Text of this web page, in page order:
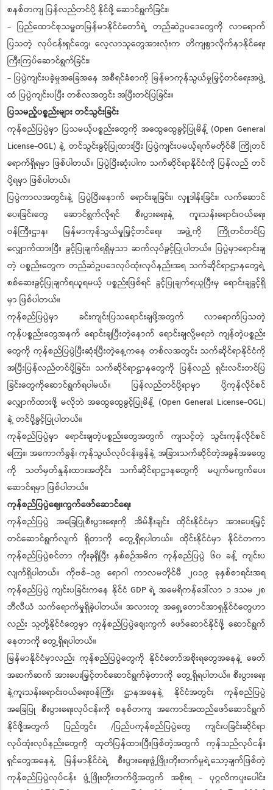
စနစ်တကျ ပြန်လည်တင်ပို့ နိုင်ဖို့ ဆောင်ရွက်ခြင်း၊
- ပြည်ထောင်စုသမ္မတမြန်မာနိုင်ငံတော်ရဲ့ တည်ဆဲဥပဒေတွေကို လာရောက်
ပြသတဲ့ လုပ်ငန်းရှင်တွေ၊ လေ့လာသူတွေအားလုံးက တိကျစွာလိုက်နာနိုင်ရေး
ကြီးကြပ်ဆောင်ရွက်ခြင်း၊
- ပြပွဲကျင်းပခဲ့မှုအခြေအနေ အစီရင်ခံစာကို မြန်မာကုန်သွယ်မှုမြှင့်တင်ရေးအဖွဲ့
ထံ ပြပွဲကျင်းပပြီး တစ်လအတွင်း အပြီးတင်ပြခြင်း။
ပြသမည့်ပစ္စည်းများ တင်သွင်းခြင်း
ကုန်စည်ပြပွဲမှာ ပြသမယ့်ပစ္စည်းတွေကို အထွေထွေခွင့်ပြုမိန့် (Open General
License-OGL) နဲ့ တင်သွင်းခွင့်ပြုထားပြီး ပြပွဲကျင်းပမယ့်ရက်မတိုင်မီ ကြိုတင်
ရောက်ရှိရမှာ ဖြစ်ပါတယ်။ ပြပွဲပြီးဆုံးပါက သက်ဆိုင်ရာနိုင်ငံကို ပြန်လည် တင်
ပို့ရမှာ ဖြစ်ပါတယ်။
ပြပွဲကာလအတွင်းနဲ့ ပြပွဲပြီးနောက် ရောင်းချခြင်း၊ လှူဒါန်းခြင်း၊ လက်ဆောင်
ပေးခြင်းတွေ ဆောင်ရွက်လိုရင် စီးပွားရေးနဲ့ ကူးသန်းရောင်းဝယ်ရေး
ဝန်ကြီးဌာန၊ မြန်မာကုန်သွယ်မှုမြှင့်တင်ရေး အဖွဲ့ကို ကြိုတင်တင်ပြ
လျှောက်ထားပြီး ခွင့်ပြုချက်ရရှိမှသာ ဆက်လုပ်ခွင့်ပြုပါတယ်။ ပြပွဲမှာရောင်းချ
တဲ့ ပစ္စည်းတွေက တည်ဆဲဥပဒေလုပ်ထုံးလုပ်နည်းအရ သက်ဆိုင်ရာဌာနတွေရဲ့
စစ်ဆေးခွင့်ပြုချက်ရယူရမယ့် ပစ္စည်းဖြစ်ရင် ခွင့်ပြုချက်ရယူပြီးမှ ရောင်းချခွင့်ရှိ
မှာ ဖြစ်ပါတယ်။
ကုန်စည်ပြပွဲမှာ ခင်းကျင်းပြသရောင်းချဖို့အတွက် လာရောက်ပြသတဲ့
ကုန်ပစ္စည်းတွေအနက် ရောင်းချပြီးတဲ့နောက် ရောင်းချလို့မရဘဲ ကျန်တဲ့ပစ္စည်း
တွေကို ကုန်စည်ပြပွဲပြီးဆုံးပြီးတဲ့နေ့ကနေ တစ်လအတွင်း သက်ဆိုင်ရာနိုင်ငံကို
အပြီးပြန်လည်တင်ပို့ခြင်း၊ သက်ဆိုင်ရာဌာနတွေကို ပြန်လည် ရှင်းလင်းတင်ပြ
ခြင်းတွေကိုဆောင်ရွက်ရပါမယ်။ ပြန်လည်တင်ပို့ရာမှာ ပို့ကုန်လိုင်စင်
လျှောက်ထားဖို့ မလိုဘဲ အထွေထွေခွင့်ပြုမိန့် (Open General License-OGL)
နဲ့ တင်ပို့ခွင့်ပြုပါတယ်။
ကုန်စည်ပြပွဲမှာ ရောင်းချတဲ့ပစ္စည်းတွေအတွက် ကျသင့်တဲ့ သွင်းကုန်လိုင်စင်
ကြေး၊ အကောက်ခွန်၊ ကုန်သွယ်လုပ်ငန်းခွန်နဲ့ အခြားသက်ဆိုင်တဲ့အခွန်အခတွေ
ကို သတ်မှတ်နှုန်းထားအတိုင်း သက်ဆိုင်ရာဌာနတွေကို မပျက်မကွက်ပေး
ဆောင်ရမှာ ဖြစ်ပါတယ်။
ကုန်စည်ပြပွဲဈေးကွက်ဖော်ဆောင်ရေး
ကုန်စည်ပြပွဲ အခြေပြုစီးပွားရေးကို အိမ်နီးချင်း ထိုင်းနိုင်ငံမှာ အားပေးမြှင့်
တင်ဆောင်ရွက်လျက် ရှိတာကို တွေ့ရှိရပါတယ်။ ထိုင်းနိုင်ငံမှာ နိုင်ငံတကာ
ကုန်စည်ပြပွဲစင်တာ ကိုးခုရှိပြီး နှစ်စဉ်အဓိက ကုန်စည်ပြပွဲ ၆၀ ခန့် ကျင်းပ
လျက်ရှိပါတယ်။ ကိုဗစ်-၁၉ ရောဂါ ကာလမတိုင်မီ ၂၀၁၉ ခုနှစ်စာရင်းအရ
ကုန်စည်ပြပွဲ ကျင်းပခြင်းကနေ နိုင်ငံ GDP ရဲ့ အမေရိကန်ဒေါ်လာ ၁ ဒသမ ၂၈
ဘီလီယံ သက်ရောက်မှုရှိခဲ့ပါတယ်။ အလားတူ အရှေ့တောင်အာရှနိုင်ငံတွေဟာ
လည်း သူတို့နိုင်ငံတွေမှာ ကုန်စည်ပြပွဲဈေးကွက် ဖော်ဆောင်နိုင်ဖို့ ဆောင်ရွက်
နေတာကို တွေ့ရှိရပါတယ်။
မြန်မာနိုင်ငံမှာလည်း ကုန်စည်ပြပွဲတွေကို နိုင်ငံတော်အစိုးရတွေအနေနဲ့ ခေတ်
အဆက်ဆက် အားပေးမြှင့်တင်ဆောင်ရွက်ခဲ့တာကို တွေ့ရှိရပါတယ်။ စီးပွားရေး
နဲ့ကူးသန်းရောင်းဝယ်ရေးဝန်ကြီး ဌာနအနေနဲ့ နိုင်ငံအတွင်း ကုန်စည်ပြပွဲ
အခြေပြု စီးပွားရေးလုပ်ငန်းကို စနစ်တကျ အကောင်အထည်ဖော်ဆောင်ရွက်
နိုင်ဖို့အတွက် ပြည်တွင်း /ပြည်ပကုန်စည်ပြပွဲတွေ ကျင်းပခြင်းဆိုင်ရာ
လုပ်ထုံးလုပ်နည်းတွေကို ထုတ်ပြန်ထားပြီးဖြစ်တဲ့အတွက် ကုန်သည်လုပ်ငန်း
ရှင်တွေအနေနဲ့ မြန်မာနိုင်ငံရဲ့ စီးပွားရေးဖွံ့ဖြိုးတိုးတက်မှုရဲ့သော့ချက်ဖြစ်တဲ့
ကုန်စည်ပြပွဲလုပ်ငန်း ဖွံ့ဖြိုးတိုးတက်ဖို့အတွက် အစိုးရ - ပုဂ္ဂလိကပူးပေါင်း